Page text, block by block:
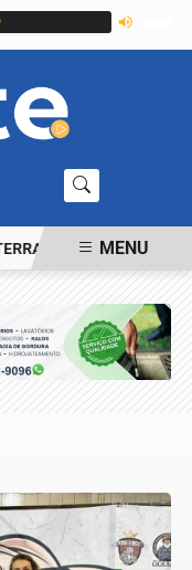
ROXA IDENTIFICADO
MENU